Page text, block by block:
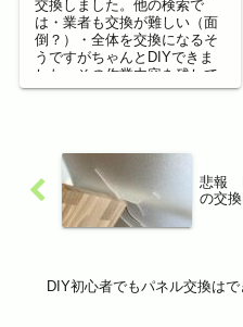
交換しました。他の検索で
は・業者も交換が難しい（面
倒？）・全体を交換になるそ
うですがちゃんとDIYできま
した。その作業内容を残して
いますので参考になれば幸い
悲報
の交
DIY初心者でもパネル交換はで